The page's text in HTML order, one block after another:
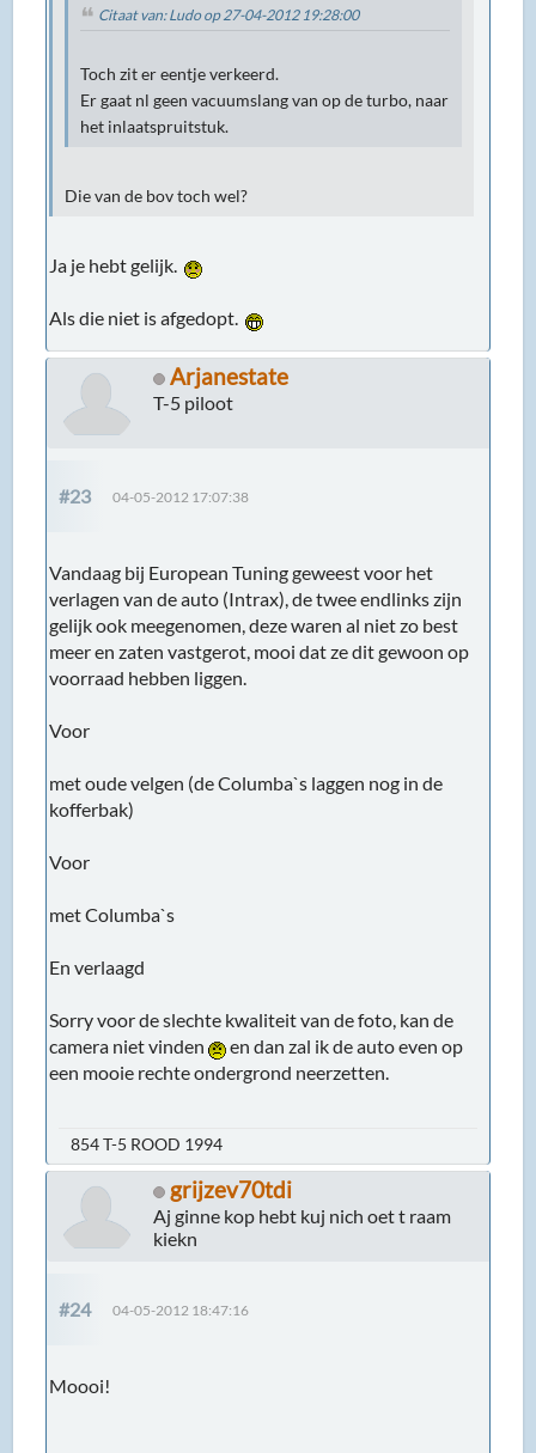
Citaat van: Ludo op 27-04-2012 19:28:00
Toch zit er eentje verkeerd.
Er gaat nl geen vacuumslang van op de turbo, naar
het inlaatspruitstuk.
Die van de bov toch wel?
Ja je hebt gelijk.
Als die niet is afgedopt.
Arjanestate
T-5 piloot
#23 04-05-2012 17:07:38
Vandaag bij European Tuning geweest voor het
verlagen van de auto (Intrax), de twee endlinks zijn
gelijk ook meegenomen, deze waren al niet zo best
meer en zaten vastgerot, mooi dat ze dit gewoon op
voorraad hebben liggen.
Voor
met oude velgen (de Columba`s laggen nog in de
kofferbak)
Voor
met Columba`s
En verlaagd
Sorry voor de slechte kwaliteit van de foto, kan de
camera niet vinden
en dan zal ik de auto even op
een mooie rechte ondergrond neerzetten.
854 T-5 ROOD 1994
grijzev70tdi
Aj ginne kop hebt kuj nich oet t raam
kiekn
#24 04-05-2012 18:47:16
Moooi!